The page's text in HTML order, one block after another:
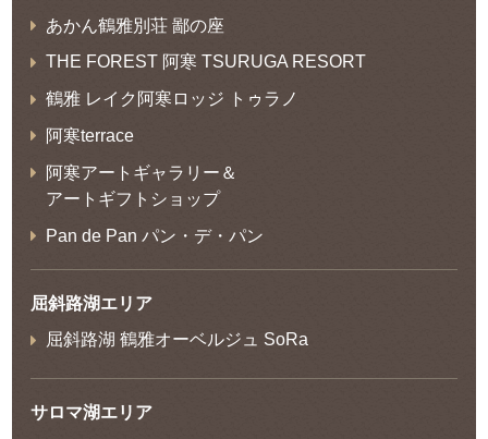
あかん鶴雅別荘 鄙の座
THE FOREST 阿寒 TSURUGA RESORT
鶴雅 レイク阿寒ロッジ トゥラノ
阿寒terrace
阿寒アートギャラリー＆
アートギフトショップ
Pan de Pan パン・デ・パン
屈斜路湖エリア
屈斜路湖 鶴雅オーベルジュ SoRa
サロマ湖エリア